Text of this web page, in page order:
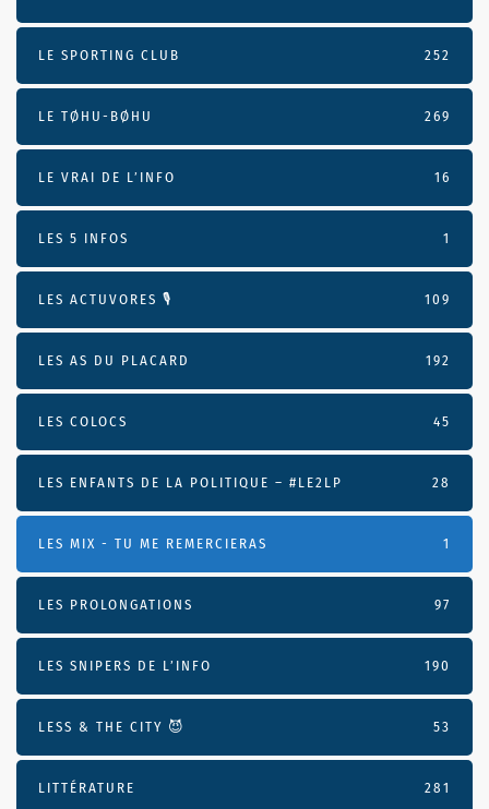
LE SPORTING CLUB 252
LE TØHU-BØHU 269
LE VRAI DE L’INFO 16
LES 5 INFOS 1
LES ACTUVORES 🎙 109
LES AS DU PLACARD 192
LES COLOCS 45
LES ENFANTS DE LA POLITIQUE – #LE2LP 28
LES MIX - TU ME REMERCIERAS 1
LES PROLONGATIONS 97
LES SNIPERS DE L’INFO 190
LESS & THE CITY 😈 53
LITTÉRATURE 281